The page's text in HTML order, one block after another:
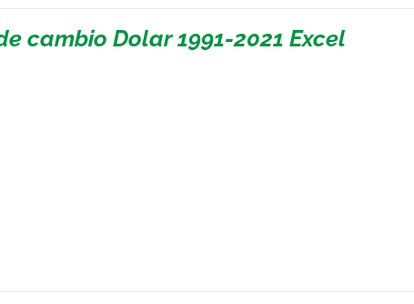
cambio Dolar 1991-2021 Excel